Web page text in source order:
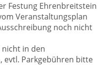
Festung Ehrenbreitstein
Veranstaltungsplan
noch nicht
in den
evtl. Parkgebühren bitte